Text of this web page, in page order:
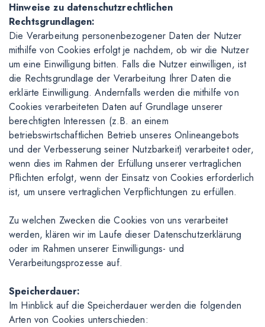
Hinweise zu datenschutzrechtlichen
Rechtsgrundlagen:
Die Verarbeitung personenbezogener Daten der Nutzer
mithilfe von Cookies erfolgt je nachdem, ob wir die Nutzer
um eine Einwilligung bitten. Falls die Nutzer einwilligen, ist
die Rechtsgrundlage der Verarbeitung Ihrer Daten die
erklärte Einwilligung. Andernfalls werden die mithilfe von
Cookies verarbeiteten Daten auf Grundlage unserer
berechtigten Interessen (z.B. an einem
betriebswirtschaftlichen Betrieb unseres Onlineangebots
und der Verbesserung seiner Nutzbarkeit) verarbeitet oder,
wenn dies im Rahmen der Erfüllung unserer vertraglichen
Pflichten erfolgt, wenn der Einsatz von Cookies erforderlich
ist, um unsere vertraglichen Verpflichtungen zu erfüllen.
Zu welchen Zwecken die Cookies von uns verarbeitet
werden, klären wir im Laufe dieser Datenschutzerklärung
oder im Rahmen unserer Einwilligungs- und
Verarbeitungsprozesse auf.
Speicherdauer:
Im Hinblick auf die Speicherdauer werden die folgenden
Arten von Cookies unterschieden: